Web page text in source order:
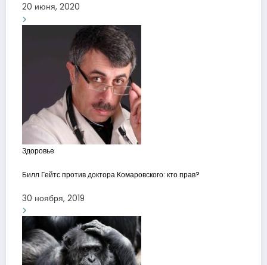
20 июня, 2020
Здоровье
Билл Гейтс против доктора Комаровского: кто прав?
30 ноября, 2019